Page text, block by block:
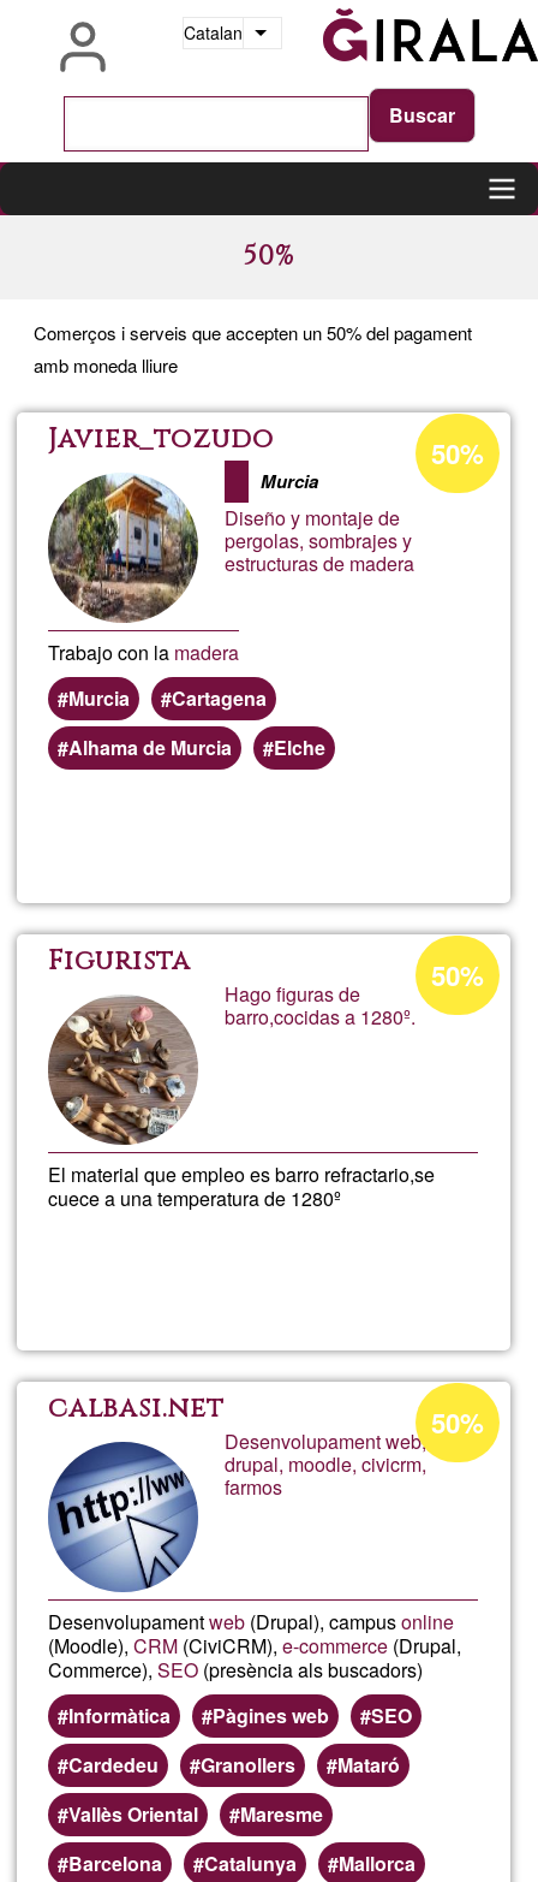
Catalan Llista les accions addicionals
50%
Comerços i serveis que accepten un 50% del pagament
amb moneda lliure
Javier_tozudo
Murcia
Diseño y montaje de
pergolas, sombrajes y
estructuras de madera
Trabajo con la madera
Murcia
Cartagena
Alhama de Murcia
Elche
Percentatge
d'acceptació
de
50%
Figurista
Hago figuras de
barro,cocidas a 1280º.
El material que empleo es barro refractario,se
cuece a una temperatura de 1280º
Percentatge
d'acceptació
de
50%
calbasi.net
Desenvolupament web,
drupal, moodle, civicrm,
farmos
Desenvolupamentweb (Drupal), campusonline
(Moodle),CRM (CiviCRM),e-commerce (Drupal,
Commerce),SEO (presència als buscadors)
Informàtica
Pàgines web
SEO
Cardedeu
Granollers
Mataró
Vallès Oriental
Maresme
Barcelona
Catalunya
Mallorca
Percentatge
d'acceptació
de
50%